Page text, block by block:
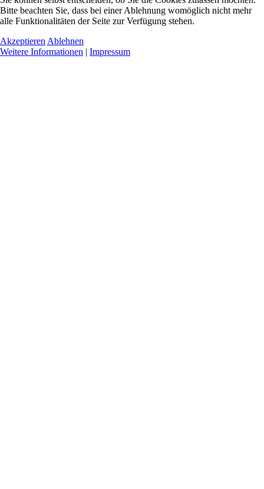
Bitte beachten Sie, dass bei einer Ablehnung womöglich nicht mehr
alle Funktionalitäten der Seite zur Verfügung stehen.
Akzeptieren Ablehnen
Weitere Informationen | Impressum